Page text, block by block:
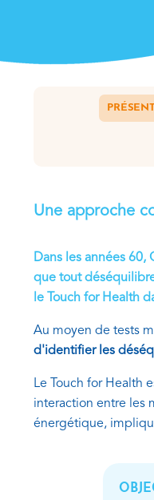
Une approche
Dans les années
que tout
le Touch for Health
Au moyen de tests
d'identifier les
Le Touch for Health
interaction entre les
énergétique,